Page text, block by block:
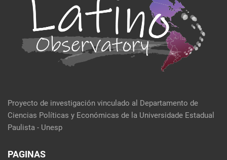
Proyecto de investigación vinculado al Departamento de
Ciencias Políticas y Económicas de la Universidade Estadual
Paulista - Unesp
PAGINAS